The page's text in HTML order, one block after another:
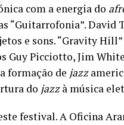
com a energia do
“Guitarrofonia”. David
e sons. “Gravity
Guy Picciotto, Jim
formação de jazz
do jazzà música
festival. A Oficina